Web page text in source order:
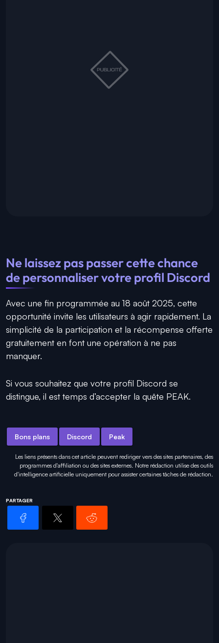
Ne laissez pas passer cette chance
de personnaliser votre profil Discord
Avec une fin programmée au 18 août 2025, cette
opportunité invite les utilisateurs à agir rapidement. La
simplicité de la participation et la récompense offerte
gratuitement en font une opération à ne pas
manquer.
Si vous souhaitez que votre profil Discord se
distingue, il est temps d’accepter la quête PEAK.
Bons plans Discord Peak
Les liens présents dans cet article peuvent rediriger vers des sites partenaires, des
programmes d'affiliation ou des sites externes. Notre rédaction utilise des outils
d'intelligence artificielle uniquement pourassister certaines tâches de rédaction.
PARTAGER